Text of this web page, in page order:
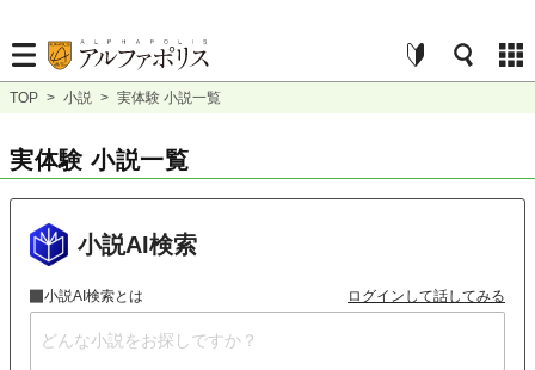
TOP > 小説 > 実体験 小説一覧
実体験 小説一覧
小説AI検索
小説AI検索とは ログインして話してみる